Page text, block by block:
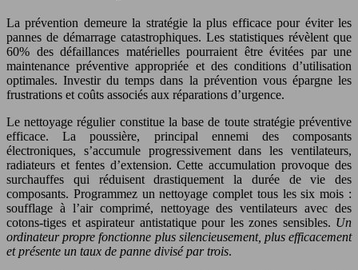
La prévention demeure la stratégie la plus efficace pour éviter les
pannes de démarrage catastrophiques. Les statistiques révèlent que
60% des défaillances matérielles pourraient être évitées par une
maintenance préventive appropriée et des conditions d’utilisation
optimales. Investir du temps dans la prévention vous épargne les
frustrations et coûts associés aux réparations d’urgence.
Le nettoyage régulier constitue la base de toute stratégie préventive
efficace. La poussière, principal ennemi des composants
électroniques, s’accumule progressivement dans les ventilateurs,
radiateurs et fentes d’extension. Cette accumulation provoque des
surchauffes qui réduisent drastiquement la durée de vie des
composants. Programmez un nettoyage complet tous les six mois :
soufflage à l’air comprimé, nettoyage des ventilateurs avec des
cotons-tiges et aspirateur antistatique pour les zones sensibles. Un
ordinateur propre fonctionne plus silencieusement, plus efficacement
et présente un taux de panne divisé par trois.